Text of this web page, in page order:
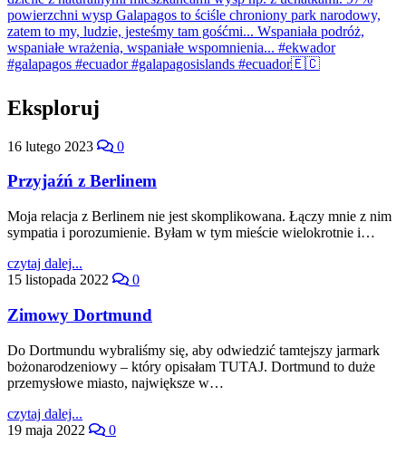
Eksploruj
16 lutego 2023 0
Przyjaźń z Berlinem
Moja relacja z Berlinem nie jest skomplikowana. Łączy mnie z nim
sympatia i porozumienie. Byłam w tym mieście wielokrotnie i…
czytaj dalej...
15 listopada 2022
0
Zimowy Dortmund
Do Dortmundu wybraliśmy się, aby odwiedzić tamtejszy jarmark
bożonarodzeniowy – który opisałam TUTAJ. Dortmund to duże
przemysłowe miasto, największe w…
czytaj dalej...
19 maja 2022
0